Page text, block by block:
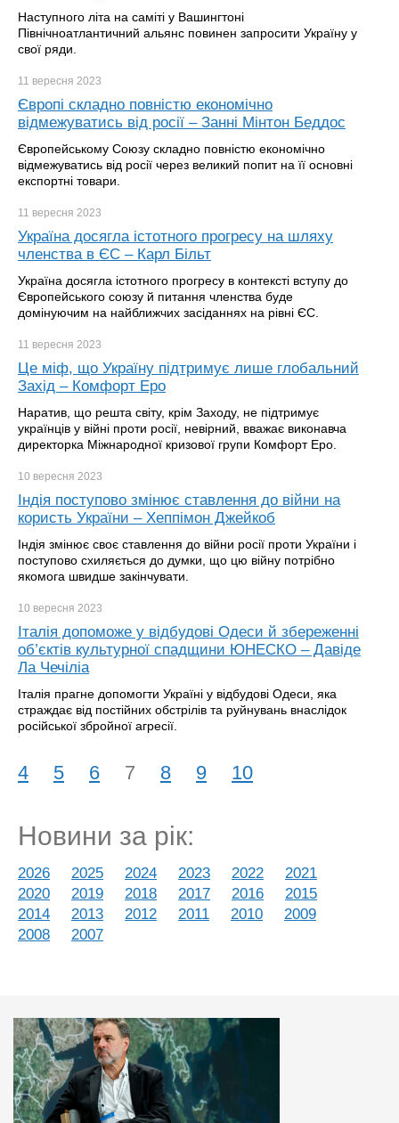
Наступного літа на саміті у Вашингтоні
Північноатлантичний альянс повинен запросити Україну у
свої ряди.
11 вересня 2023
Європі складно повністю економічно
відмежуватись від росії – Занні Мінтон Беддос
Європейському Союзу складно повністю економічно
відмежуватись від росії через великий попит на її основні
експортні товари.
11 вересня 2023
Україна досягла істотного прогресу на шляху
членства в ЄС – Карл Більт
Україна досягла істотного прогресу в контексті вступу до
Європейського союзу й питання членства буде
домінуючим на найближчих засіданнях на рівні ЄС.
11 вересня 2023
Це міф, що Україну підтримує лише глобальний
Захід – Комфорт Еро
Наратив, що решта світу, крім Заходу, не підтримує
українців у війні проти росії, невірний, вважає виконавча
директорка Міжнародної кризової групи Комфорт Еро.
10 вересня 2023
Індія поступово змінює ставлення до війни на
користь України – Хеппімон Джейкоб
Індія змінює своє ставлення до війни росії проти України і
поступово схиляється до думки, що цю війну потрібно
якомога швидше закінчувати.
10 вересня 2023
Італія допоможе у відбудові Одеси й збереженні
об’єктів культурної спадщини ЮНЕСКО – Давіде
Ла Чечіліа
Італія прагне допомогти Україні у відбудові Одеси, яка
страждає від постійних обстрілів та руйнувань внаслідок
російської збройної агресії.
4 5 6 7 8 9 10
Новини за рік:
2026 2025 2024 2023 2022
2021
2020
2019 2018 2017 2016
2015
2014
2013 2012 2011 2010
2009
2008
2007